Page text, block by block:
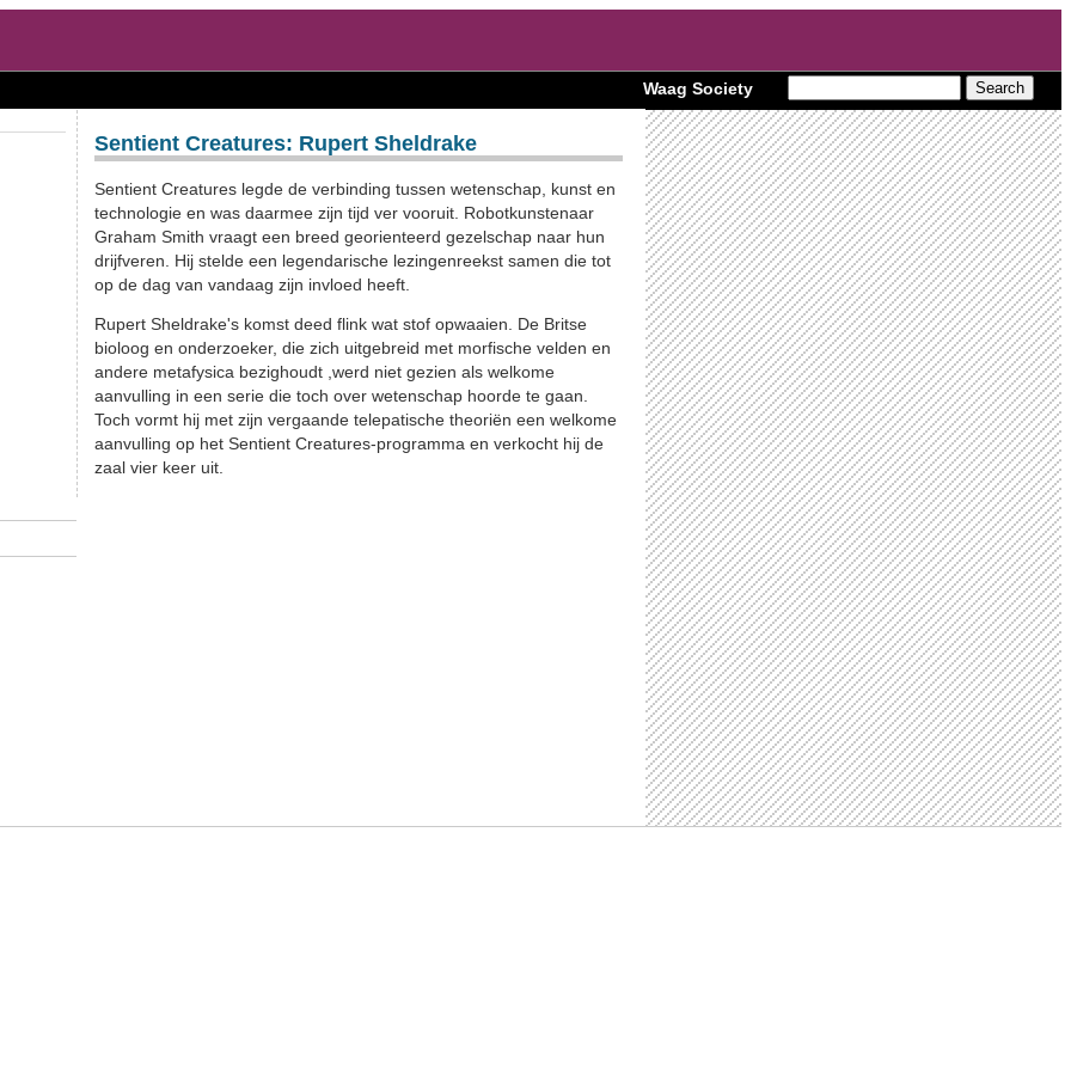
Waag Society
Sentient Creatures: Rupert Sheldrake
Sentient Creatures legde de verbinding tussen wetenschap, kunst en
technologie en was daarmee zijn tijd ver vooruit. Robotkunstenaar
Graham Smith vraagt een breed georienteerd gezelschap naar hun
drijfveren. Hij stelde een legendarische lezingenreekst samen die tot
op de dag van vandaag zijn invloed heeft.
Rupert Sheldrake's komst deed flink wat stof opwaaien. De Britse
bioloog en onderzoeker, die zich uitgebreid met morfische velden en
andere metafysica bezighoudt ,werd niet gezien als welkome
aanvulling in een serie die toch over wetenschap hoorde te gaan.
Toch vormt hij met zijn vergaande telepatische theoriën een welkome
aanvulling op het Sentient Creatures-programma en verkocht hij de
zaal vier keer uit.